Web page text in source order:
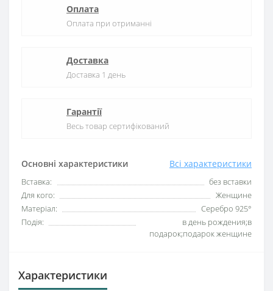
Основні характеристики Всі характеристики
Вставка:
без вставки
Для кого:
Женщине
Матеріал:
Серебро 925°
Подія:
в день рождения;в
подарок;подарок женщине
Оплата
Оплата при отриманні
Доставка
Доставка 1 день
Гарантії
Весь товар сертифікований
Характеристики